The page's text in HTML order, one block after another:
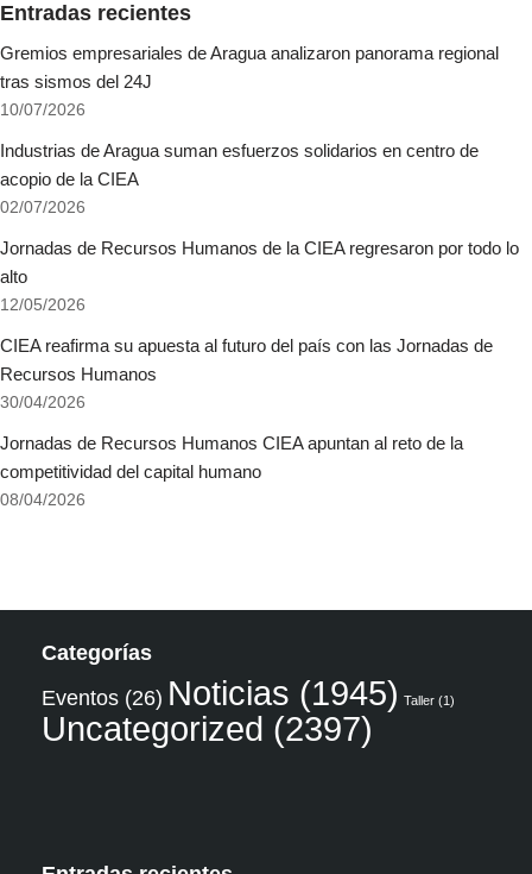
Entradas recientes
Gremios empresariales de Aragua analizaron panorama regional
tras sismos del 24J
10/07/2026
Industrias de Aragua suman esfuerzos solidarios en centro de
acopio de la CIEA
02/07/2026
Jornadas de Recursos Humanos de la CIEA regresaron por todo lo
alto
12/05/2026
CIEA reafirma su apuesta al futuro del país con las Jornadas de
Recursos Humanos
30/04/2026
Jornadas de Recursos Humanos CIEA apuntan al reto de la
competitividad del capital humano
08/04/2026
Categorías
Eventos (26) Noticias (1945) Taller (1)
Uncategorized (2397)